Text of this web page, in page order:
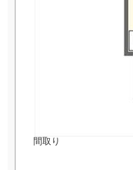
間取り